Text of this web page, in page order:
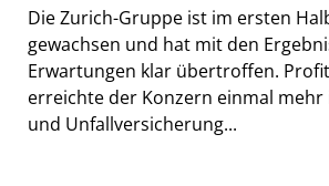
Die Zurich-Gruppe ist im ersten
gewachsen und hat mit den
Erwartungen klar übertroffen.
erreichte der Konzern einmal mehr
und Unfallversicherung...